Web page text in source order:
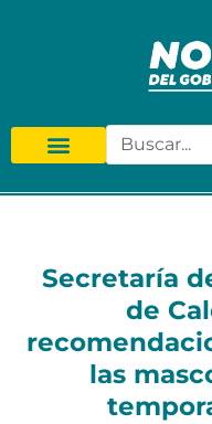
Secretaría
de
las